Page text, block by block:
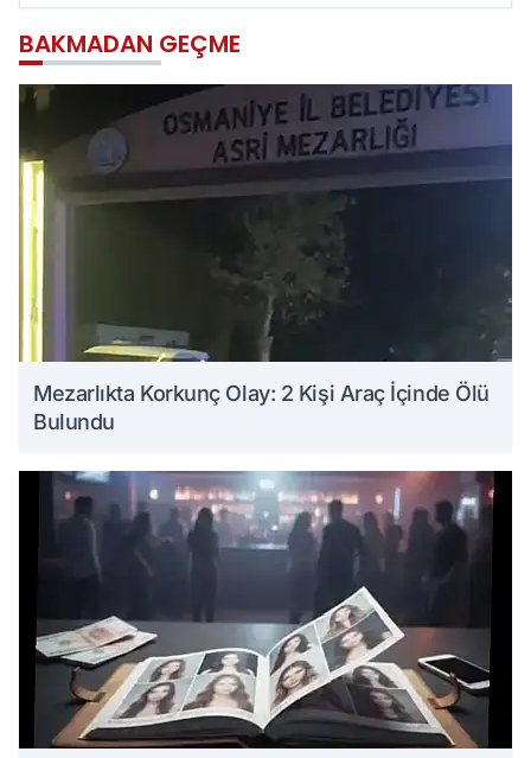
BAKMADAN GEÇME
Mezarlıkta Korkunç Olay: 2 Kişi Araç İçinde Ölü
Bulundu